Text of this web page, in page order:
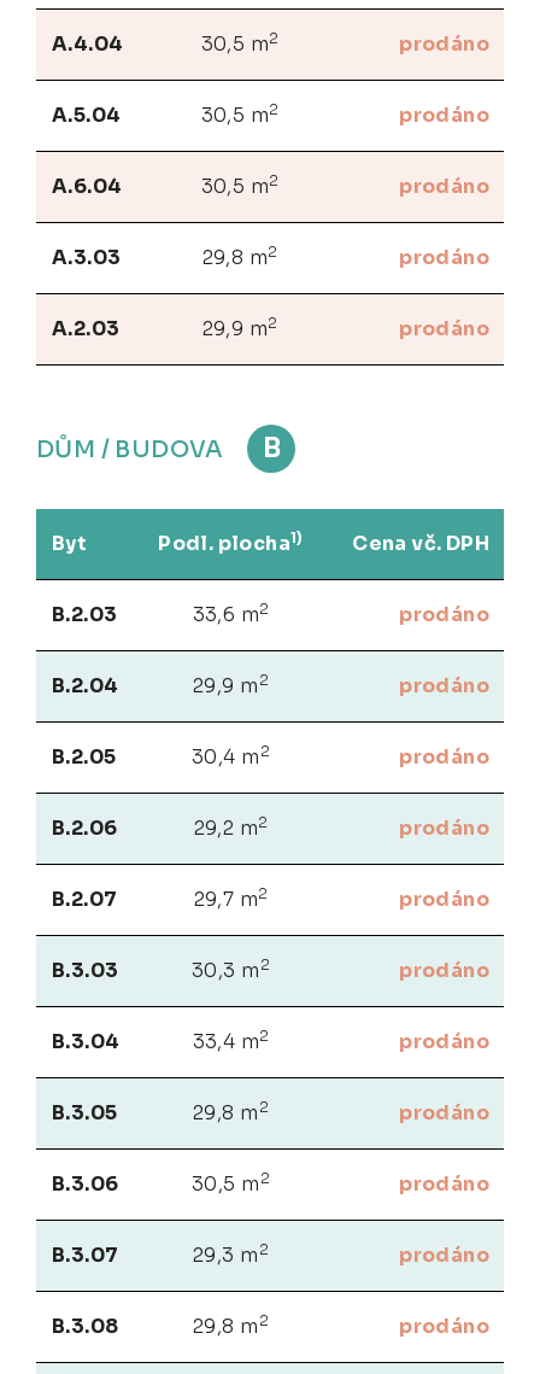
A.4.04 30,5 m2 prodáno
A.5.04 30,5 m2 prodáno
A.6.04 30,5 m2 prodáno
A.3.03 29,8 m2 prodáno
A.2.03 29,9 m2 prodáno
DŮM / BUDOVA B
Byt Podl. plocha1) Cena vč. DPH
B.2.03 33,6 m2 prodáno
B.2.04 29,9 m 2 prodáno
B.2.05 30,4 m 2 prodáno
B.2.06 29,2 m2 prodáno
B.2.07 29,7 m2 prodáno
B.3.03 30,3 m 2 prodáno
B.3.04 33,4 m2 prodáno
B.3.05 29,8 m 2 prodáno
B.3.06 30,5 m 2 prodáno
B.3.07 29,3 m 2 prodáno
B.3.08 29,8 m 2 prodáno